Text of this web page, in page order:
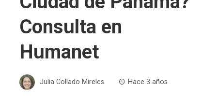
Consulta en
Humanet
Julia Collado Mireles Hace 3 años